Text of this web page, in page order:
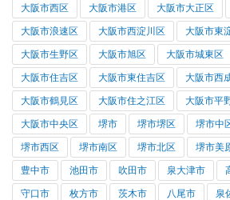
大阪市西区 大阪市港区 大阪市大正区
大阪市浪速区 大阪市西淀川区 大阪市東
大阪市生野区 大阪市旭区 大阪市城東区
大阪市住吉区 大阪市東住吉区 大阪市西
大阪市鶴見区 大阪市住之江区 大阪市平
大阪市中央区 堺市 堺市堺区 堺市中
堺市西区 堺市南区 堺市北区 堺市美
豊中市 池田市 吹田市 泉大津市
守口市 枚方市 茨木市 八尾市 泉